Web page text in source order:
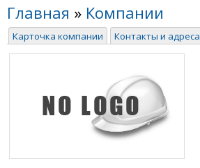
Главная » Компании
Карточка компании Контакты и адреса